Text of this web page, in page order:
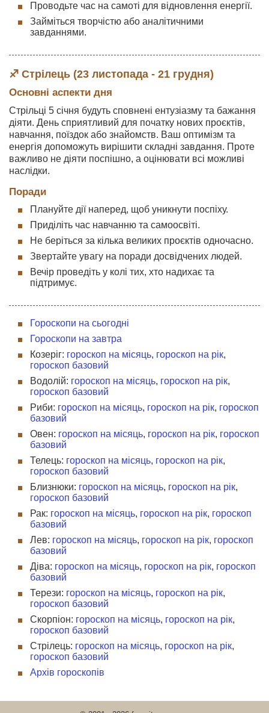
Проводьте час на самоті для відновлення енергії.
Займіться творчістю або аналітичними
завданнями.
♐ Стрілець (23 листопада - 21 грудня)
Основні аспекти дня
Стрільці 5 січня будуть сповнені ентузіазму та бажання
діяти. День сприятливий для початку нових проєктів,
навчання, поїздок або знайомств. Ваш оптимізм та
енергія допоможуть вирішити складні завдання. Проте
важливо не діяти поспішно, а оцінювати всі можливі
наслідки.
Поради
Плануйте дії наперед, щоб уникнути поспіху.
Приділіть час навчанню та самоосвіті.
Не беріться за кілька великих проєктів одночасно.
Звертайте увагу на поради досвідчених людей.
Вечір проведіть у колі тих, хто надихає та
підтримує.
Гороскопи на сьогодні
Гороскопи на завтра
Козеріг: гороскоп на місяць, гороскоп на рік,
гороскоп базовий
Водолій: гороскоп на місяць, гороскоп на рік,
гороскоп базовий
Риби: гороскоп на місяць, гороскоп на рік, гороскоп
базовий
Овен: гороскоп на місяць, гороскоп на рік, гороскоп
базовий
Телець: гороскоп на місяць, гороскоп на рік,
гороскоп базовий
Близнюки: гороскоп на місяць, гороскоп на рік,
гороскоп базовий
Рак: гороскоп на місяць, гороскоп на рік, гороскоп
базовий
Лев: гороскоп на місяць, гороскоп на рік, гороскоп
базовий
Діва: гороскоп на місяць, гороскоп на рік, гороскоп
базовий
Терези: гороскоп на місяць, гороскоп на рік,
гороскоп базовий
Скорпіон: гороскоп на місяць, гороскоп на рік,
гороскоп базовий
Стрілець: гороскоп на місяць, гороскоп на рік,
гороскоп базовий
Архів гороскопів